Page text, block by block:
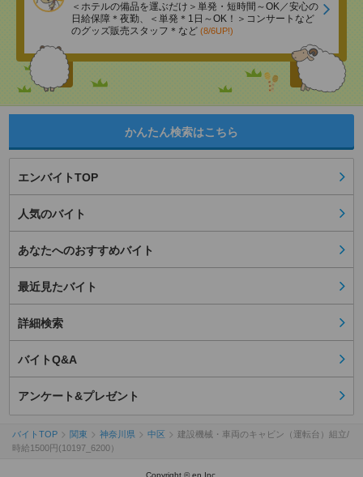
＜ホテルの備品を運ぶだけ＞単発・短時間～OK／安心の
日給保障＊夜勤、＜単発＊1日～OK！＞コンサートなど
のグッズ販売スタッフ＊など (8/6UP!)
かんたん検索はこちら
エンバイトTOP
人気のバイト
あなたへのおすすめバイト
最近見たバイト
詳細検索
バイトQ&A
アンケート&プレゼント
バイトTOP 関東 神奈川県 中区
建設機械・車両のキャビン（運転台）組立/
時給1500円(10197_6200）
Copyright © en Inc.